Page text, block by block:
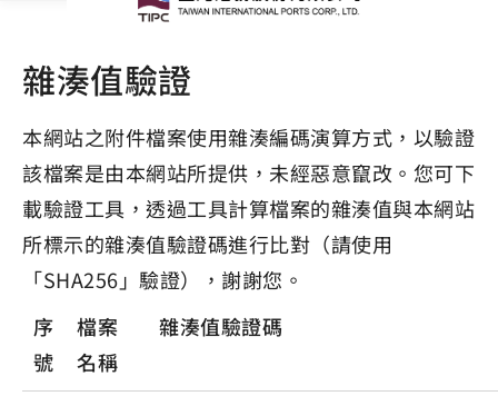
雜湊值驗證
本網站之附件檔案使用雜湊編碼演算方式，以驗證
該檔案是由本網站所提供，未經惡意竄改。您可下
載驗證工具，透過工具計算檔案的雜湊值與本網站
所標示的雜湊值驗證碼進行比對（請使用
「SHA256」驗證），謝謝您。
序
號
檔案
名稱
雜湊值驗證碼